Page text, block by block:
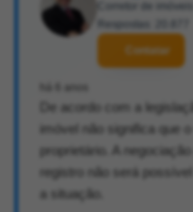
Corretor de imóveis
Respostas: 20.877
Contatar
há 6 anos
De acordo com a
imóvel não significa que o
proprietário. A
registro não será
a situação.